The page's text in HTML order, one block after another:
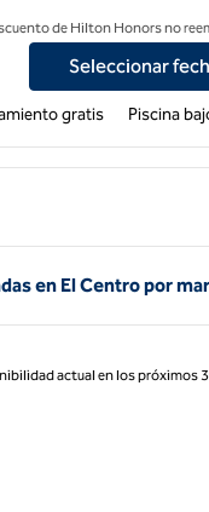
Suites by Hilton El Centro
de Hilton Honors no
Seleccionar
gratis Piscina
en El Centro por
actual en los próximos